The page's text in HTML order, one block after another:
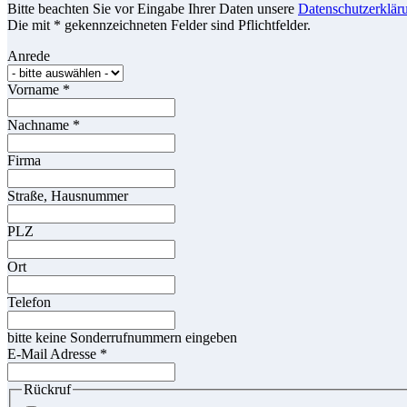
Bitte beachten Sie vor Eingabe Ihrer Daten unsere
Die mit * gekennzeichneten Felder sind Pflichtfelder.
Anrede
Vorname *
Nachname *
Firma
Straße, Hausnummer
PLZ
Ort
Telefon
bitte keine Sonderrufnummern eingeben
E-Mail Adresse *
Rückruf